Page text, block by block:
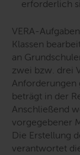
erforderlich
VERA-
Klassen
an
zwei bzw. drei
Anforderungen
beträgt in der
Anschließend
vorgegebener
Die Erstellung
verantwortet